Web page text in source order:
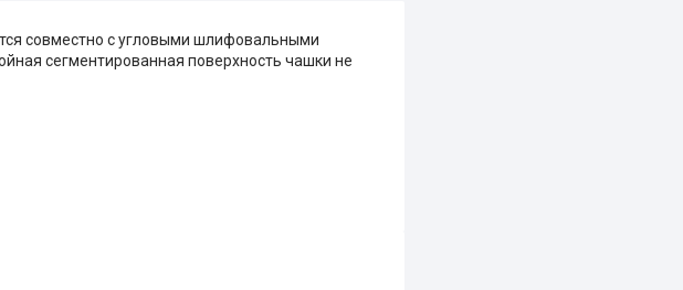
совместно с угловыми шлифовальными
сегментированная поверхность чашки не